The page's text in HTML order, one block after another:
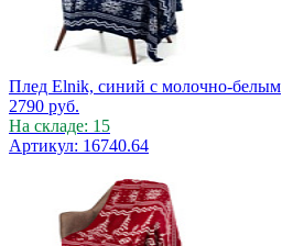
Плед Elnik, синий с молочно-белым
2790 руб.
На складе: 15
Артикул: 16740.64